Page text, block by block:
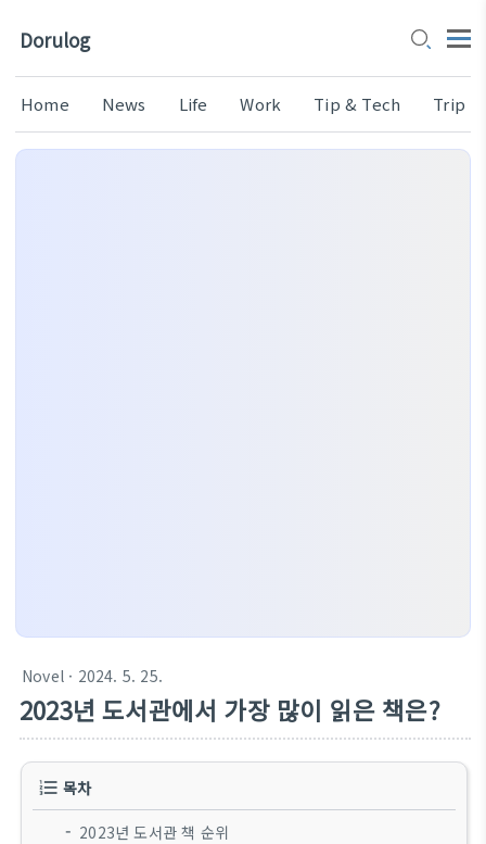
Dorulog
Home News Life Work Tip & Tech Trip
Novel · 2024. 5. 25.
2023년 도서관에서 가장 많이 읽은 책은?
목차
2023년 도서관 책 순위